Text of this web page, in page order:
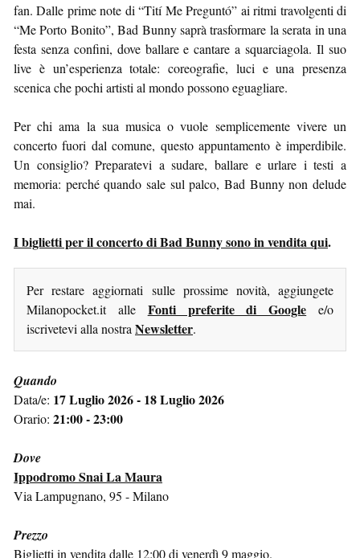
fan. Dalle prime note di “Tití Me Preguntó” ai ritmi travolgenti di
“Me Porto Bonito”, Bad Bunny saprà trasformare la serata in una
festa senza confini, dove ballare e cantare a squarciagola. Il suo
live è un’esperienza totale: coreografie, luci e una presenza
scenica che pochi artisti al mondo possono eguagliare.
Per chi ama la sua musica o vuole semplicemente vivere un
concerto fuori dal comune, questo appuntamento è imperdibile.
Un consiglio? Preparatevi a sudare, ballare e urlare i testi a
memoria: perché quando sale sul palco, Bad Bunny non delude
mai.
I biglietti per il concerto di Bad Bunny sono in vendita qui.
Per restare aggiornati sulle prossime novità, aggiungete
Milanopocket.it alle Fonti preferite di Google e/o
iscrivetevi alla nostra Newsletter.
Quando
Data/e: 17 Luglio 2026 - 18 Luglio 2026
Orario: 21:00 - 23:00
Dove
Ippodromo Snai La Maura
Via Lampugnano, 95 - Milano
Prezzo
Biglietti in vendita dalle 12:00 di venerdì 9 maggio.